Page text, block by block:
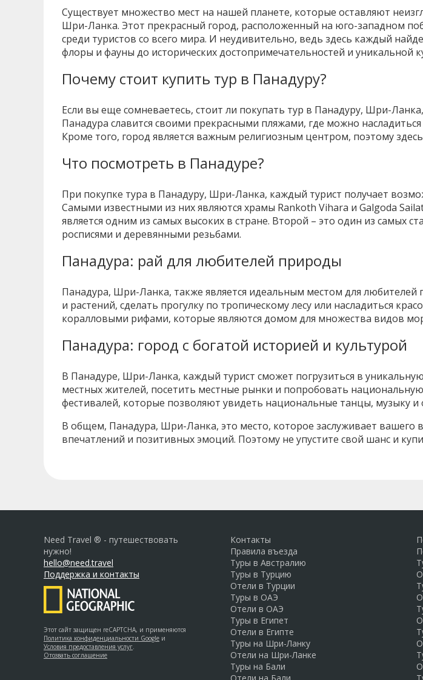
Существует множество мест на нашей планете, которые оставляют
Шри-Ланка. Этот прекрасный город, расположенный на юго-западном
среди туристов со всего мира. И неудивительно, ведь здесь каждый
флоры и фауны до исторических достопримечательностей и уникальной
Почему стоит купить тур в Панадуру?
Если вы еще сомневаетесь, стоит ли покупать тур в Панадуру, Шри-
Панадура славится своими прекрасными пляжами, где можно
Кроме того, город является важным религиозным центром, поэтому
Что посмотреть в Панадуре?
При покупке тура в Панадуру, Шри-Ланка, каждый турист получает
Самыми известными из них являются храмы Rankoth Vihara и Galgoda
является одним из самых высоких в стране. Второй – это один из самых
росписями и деревянными резьбами.
Панадура: рай для любителей природы
Панадура, Шри-Ланка, также является идеальным местом для
и растений, сделать прогулку по тропическому лесу или насладиться
коралловыми рифами, которые являются домом для множества видов
Панадура: город с богатой историей и культурой
В Панадуре, Шри-Ланка, каждый турист сможет погрузиться в
местных жителей, посетить местные рынки и попробовать
фестивалей, которые позволяют увидеть национальные танцы, музыку и
В общем, Панадура, Шри-Ланка, это место, которое заслуживает вашего
впечатлений и позитивных эмоций. Поэтому не упустите свой шанс и
Need Travel ® - путешествовать
нужно!
hello@need.travel
Поддержка и контакты
Этот сайт защищен reCAPTCHA, и применяются
Политика конфиденциальности Google и
Условия предоставления услуг
Отозвать соглашение
Контакты
Правила въезда
Туры в Австралию
Туры в Турцию
Отели в Турции
Туры в ОАЭ
Отели в ОАЭ
Туры в Египет
Отели в Египте
Туры на Шри-Ланку
Отели на Шри-Ланке
Туры на Бали